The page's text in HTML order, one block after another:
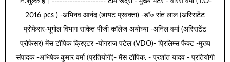
2016 pcs ) -अभिनव आनंद (डायट प्रवक्ता) -डॉ० संत लाल (अस्सिटेंट
प्रोफेसर-भूगोल विभाग साकेत पीजी कॉलेज अयोघ्या -अनिल वर्मा (अस्सिटेंट
प्रोफेसर) मेंस टॉपिक क्रिएटर -योगराज पटेल (VDO)- प्रिलिम्स फैक्ट -मुख्य
संपादक -अभिषेक कुमार वर्मा (प्रतियोगी)- मेंस टॉपिक. - प्रशांत यादव - प्रतियोगी